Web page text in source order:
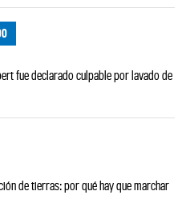
fue declarado culpable por lavado de
de tierras: por qué hay que marchar